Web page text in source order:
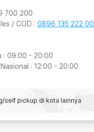
700 200
/ COD : 0896 135 222 00
: 09:00 - 20:00
: 12:00 - 20:00
self pickup di kota lainnya